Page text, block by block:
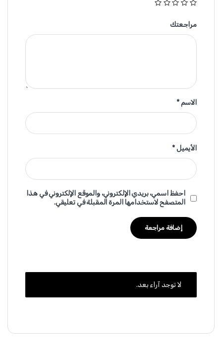
مراجعتك
الاسم*
الأيميل*
احفظ اسمي، بريدي الإلكتروني، والموقع الإلكتروني في هذا
المتصفح لاستخدامها المرة المقبلة في تعليقي.
لا توجد آراء بعد.